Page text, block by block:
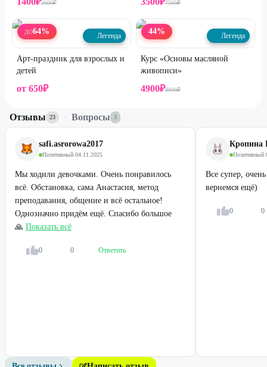
2600₽ 7500₽
ДО64% Легенда
Арт-праздник для взрослых и
детей
от 650₽
44% Легенда
Курс «Основы масляной
живописи»
4900₽8900₽
Отзывы 23 · Вопросы 3
safi.asrorowa2017
Позитивный·04.11.2025
Мы ходили девочками. Очень понравилось
всё. Обстановка, сама Анастасия, метод
преподавания, общение и всё остальное!
Однозначно придём ещё. Спасибо большое
🙏 Показать всё
0 0 Ответить
Кропина
Позитивный·
Все супер,
вернемся ещё)
0 0